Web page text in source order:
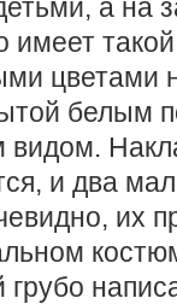
а на
имеет
цветами
белым
видом.
и два
их
грубо